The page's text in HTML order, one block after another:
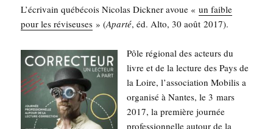
L’é­cri­vain qué­bé­cois Nico­las Dick­ner avoue «un faible
pour les révi­seuses » (Apar­té, éd. Alto, 30 août 2017).
Pôle régio­nal des acteurs du
livre et de la lec­ture des Pays de
la Loire, l’association Mobi­lis a
orga­ni­sé à Nantes, le 3 mars
2017, la pre­mière jour­née
pro­fes­sion­nelle autour de la